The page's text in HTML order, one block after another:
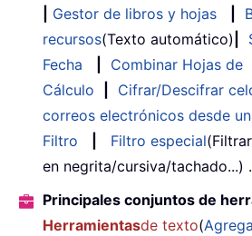
Gestor de libros y hojas
recursos(Texto automático)
Fecha
Combinar Hojas de
Cálculo
Cifrar/Descifrar
correos electrónicos desde
Filtro
Filtro especial
en negrita/cursiva/tachado...)
Principales conjuntos de
Herramientasde texto(